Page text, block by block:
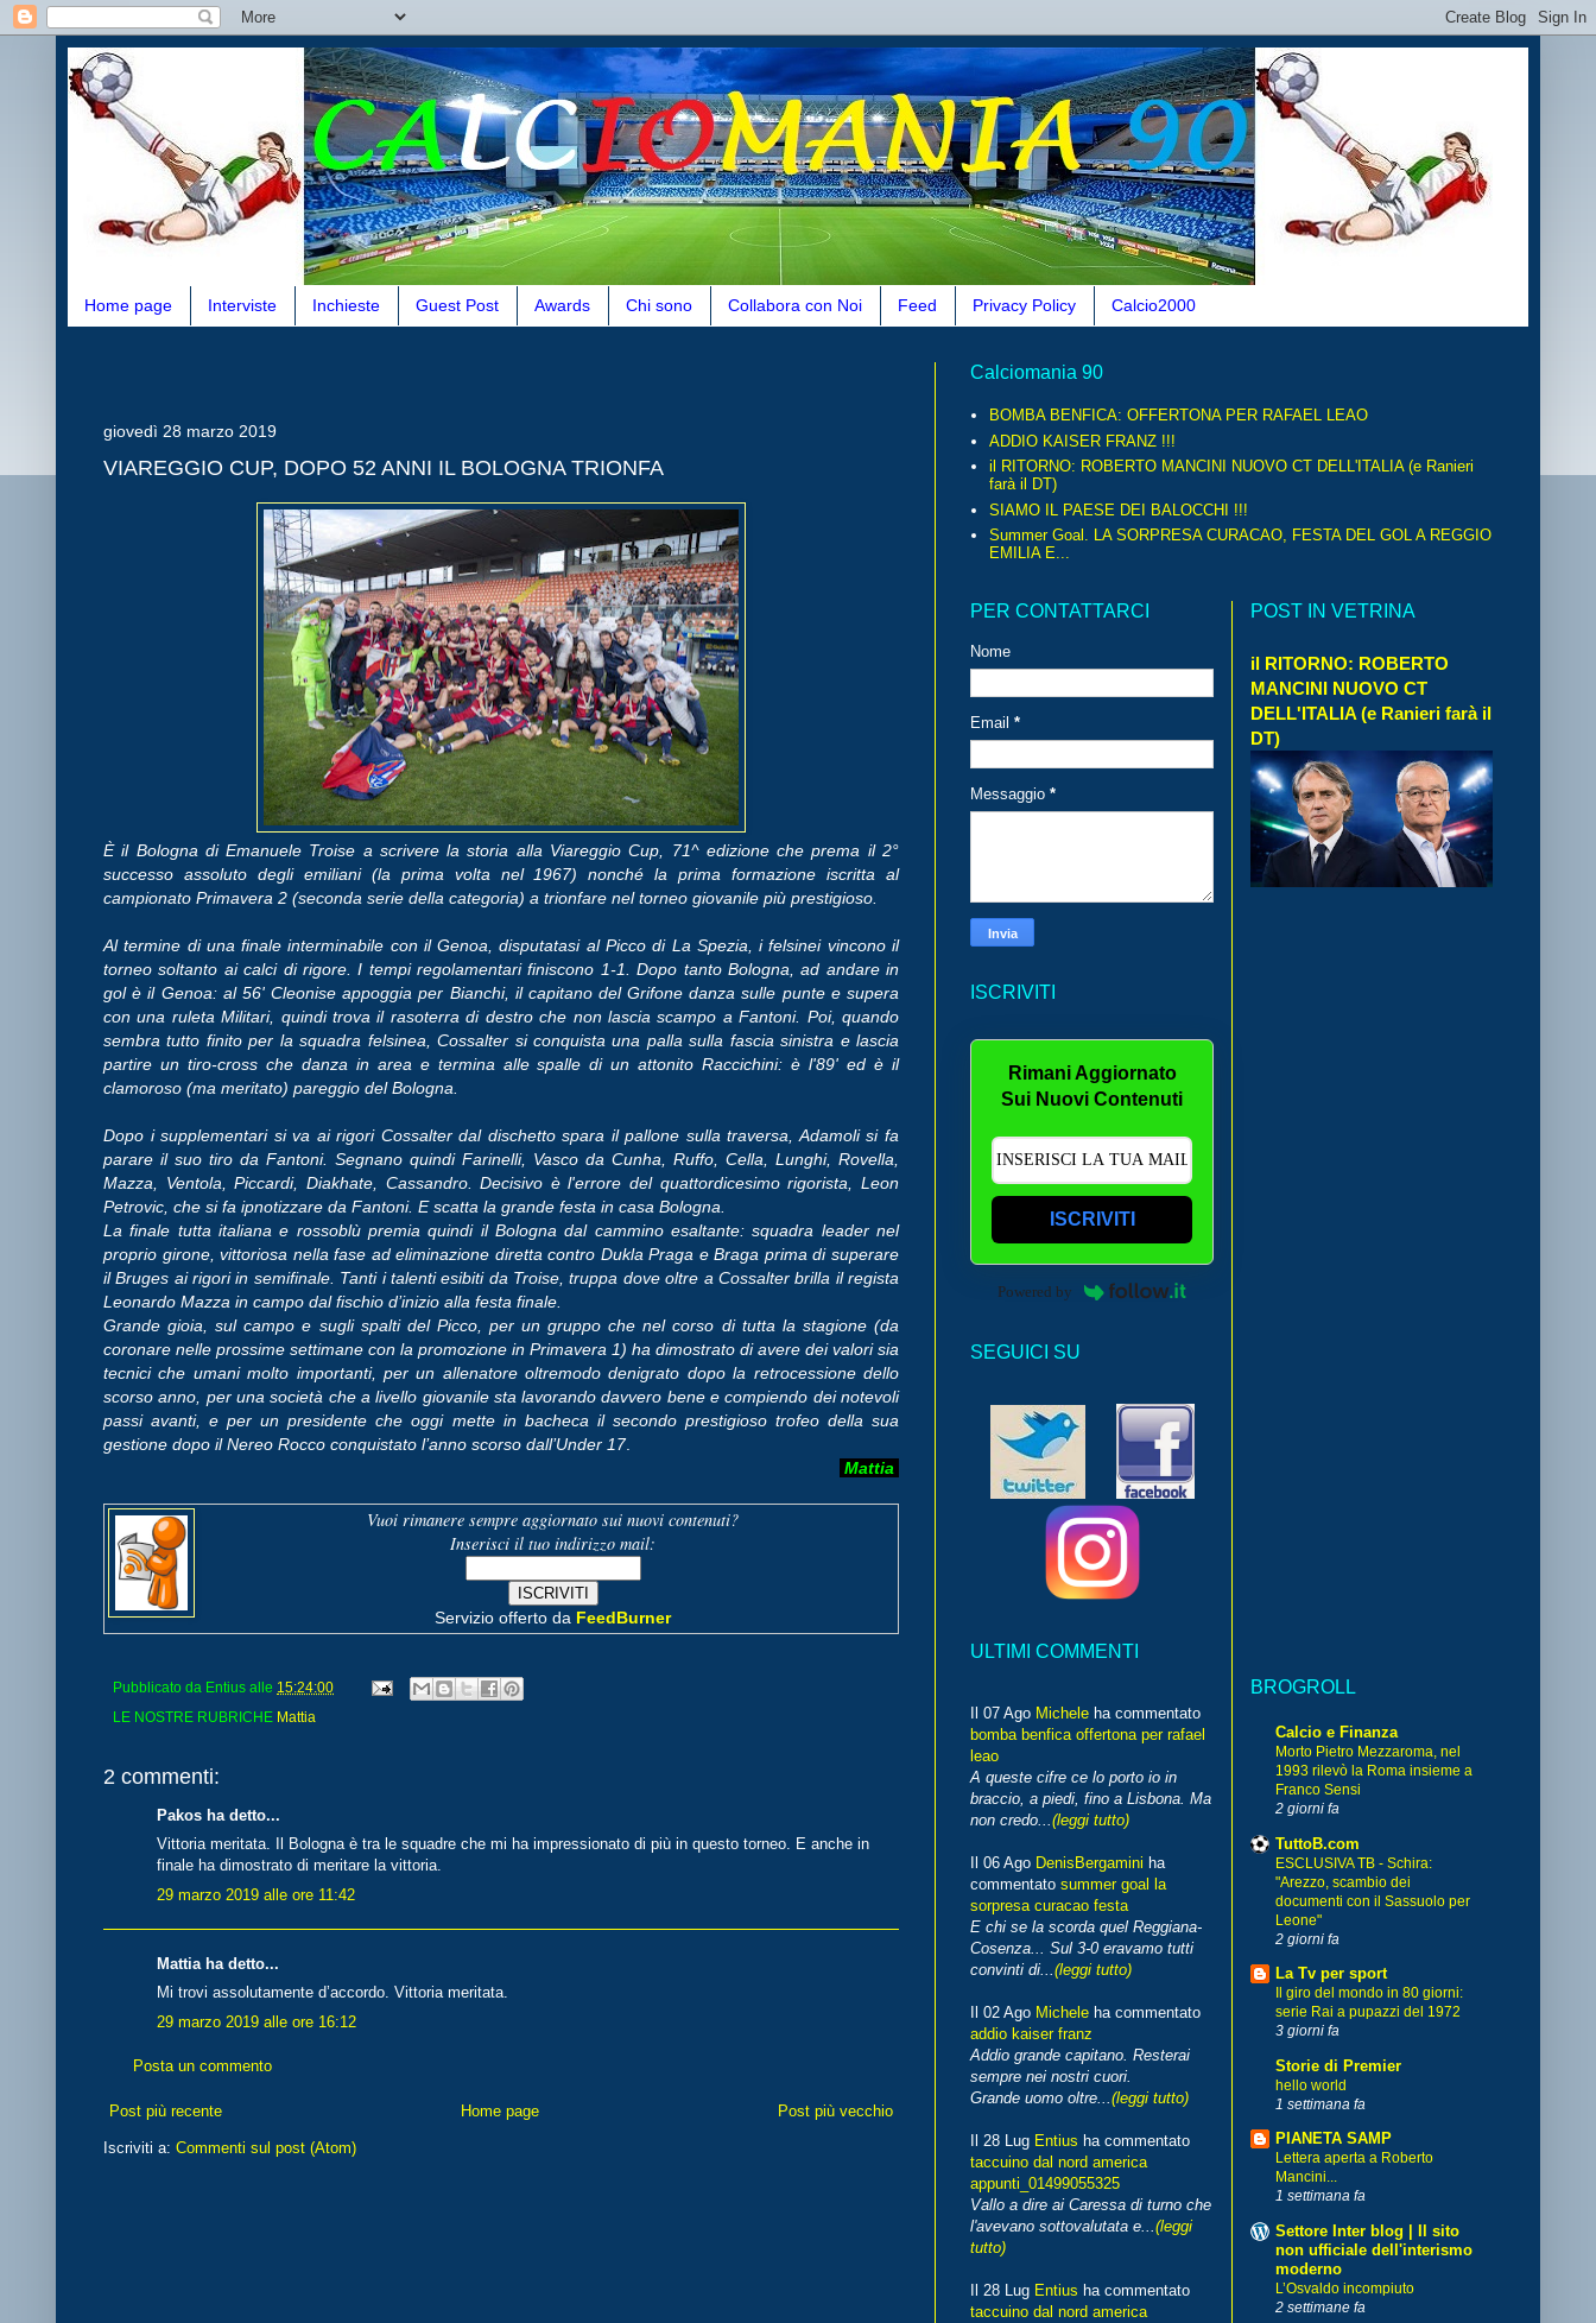
Home page Interviste Inchieste Guest Post Awards Chi sono Collabora con Noi Feed Privacy Policy Calcio2000
giovedì 28 marzo 2019
VIAREGGIO CUP, DOPO 52 ANNI IL BOLOGNA TRIONFA
È il Bologna di Emanuele Troise a scrivere la storia alla Viareggio Cup, 71^ edizione che prema il 2°
successo assoluto degli emiliani (la prima volta nel 1967) nonché la prima formazione iscritta al
campionato Primavera 2 (seconda serie della categoria) a trionfare nel torneo giovanile più prestigioso.
Al termine di una finale interminabile con il Genoa, disputatasi al Picco di La Spezia, i felsinei vincono il
torneo soltanto ai calci di rigore. I tempi regolamentari finiscono 1-1. Dopo tanto Bologna, ad andare in
gol è il Genoa: al 56' Cleonise appoggia per Bianchi, il capitano del Grifone danza sulle punte e supera
con una ruleta Militari, quindi trova il rasoterra di destro che non lascia scampo a Fantoni. Poi, quando
sembra tutto finito per la squadra felsinea, Cossalter si conquista una palla sulla fascia sinistra e lascia
partire un tiro-cross che danza in area e termina alle spalle di un attonito Raccichini: è l'89' ed è il
clamoroso (ma meritato) pareggio del Bologna.
Dopo i supplementari si va ai rigori Cossalter dal dischetto spara il pallone sulla traversa, Adamoli si fa
parare il suo tiro da Fantoni. Segnano quindi Farinelli, Vasco da Cunha, Ruffo, Cella, Lunghi, Rovella,
Mazza, Ventola, Piccardi, Diakhate, Cassandro. Decisivo è l'errore del quattordicesimo rigorista, Leon
Petrovic, che si fa ipnotizzare da Fantoni. E scatta la grande festa in casa Bologna.
La finale tutta italiana e rossoblù premia quindi il Bologna dal cammino esaltante: squadra leader nel
proprio girone, vittoriosa nella fase ad eliminazione diretta contro Dukla Praga e Braga prima di superare
il Bruges ai rigori in semifinale. Tanti i talenti esibiti da Troise, truppa dove oltre a Cossalter brilla il regista
Leonardo Mazza in campo dal fischio d’inizio alla festa finale.
Grande gioia, sul campo e sugli spalti del Picco, per un gruppo che nel corso di tutta la stagione (da
coronare nelle prossime settimane con la promozione in Primavera 1) ha dimostrato di avere dei valori sia
tecnici che umani molto importanti, per un allenatore oltremodo denigrato dopo la retrocessione dello
scorso anno, per una società che a livello giovanile sta lavorando davvero bene e compiendo dei notevoli
passi avanti, e per un presidente che oggi mette in bacheca il secondo prestigioso trofeo della sua
gestione dopo il Nereo Rocco conquistato l’anno scorso dall’Under 17.
Mattia
Vuoi rimanere sempre aggiornato sui nuovi contenuti?
Inserisci il tuo indirizzo mail:
Servizio offerto da FeedBurner
Pubblicato da Entius alle 15:24:00
LE NOSTRE RUBRICHE Mattia
2 commenti:
Pakos ha detto...
Vittoria meritata. Il Bologna è tra le squadre che mi ha impressionato di più in questo torneo. E anche in
finale ha dimostrato di meritare la vittoria.
29 marzo 2019 alle ore 11:42
Mattia ha detto...
Mi trovi assolutamente d’accordo. Vittoria meritata.
29 marzo 2019 alle ore 16:12
Posta un commento
Post più recente Post più vecchio
Home page
Iscriviti a: Commenti sul post (Atom)
Calciomania 90
BOMBA BENFICA: OFFERTONA PER RAFAEL LEAO
ADDIO KAISER FRANZ !!!
il RITORNO: ROBERTO MANCINI NUOVO CT DELL'ITALIA (e Ranieri
farà il DT)
SIAMO IL PAESE DEI BALOCCHI !!!
Summer Goal. LA SORPRESA CURACAO, FESTA DEL GOL A REGGIO
EMILIA E...
PER CONTATTARCI
Nome
Email *
Messaggio *
ISCRIVITI
Rimani Aggiornato
Sui Nuovi Contenuti
ISCRIVITI
Powered by
SEGUICI SU
ULTIMI COMMENTI
Il 07 Ago Michele ha commentato
bomba benfica offertona per rafael
leao
A queste cifre ce lo porto io in
braccio, a piedi, fino a Lisbona. Ma
non credo...(leggi tutto)
Il 06 Ago DenisBergamini ha
commentato summer goal la
sorpresa curacao festa
E chi se la scorda quel Reggiana-
Cosenza... Sul 3-0 eravamo tutti
convinti di...(leggi tutto)
Il 02 Ago Michele ha commentato
addio kaiser franz
Addio grande capitano. Resterai
sempre nei nostri cuori.
Grande uomo oltre...(leggi tutto)
Il 28 Lug Entius ha commentato
taccuino dal nord america
appunti_01499055325
Vallo a dire ai Caressa di turno che
l'avevano sottovalutata e...(leggi
tutto)
Il 28 Lug Entius ha commentato
taccuino dal nord america
POST IN VETRINA
il RITORNO: ROBERTO
MANCINI NUOVO CT
DELL'ITALIA (e Ranieri farà il
DT)
BROGROLL
Calcio e Finanza
Morto Pietro Mezzaroma, nel
1993 rilevò la Roma insieme a
Franco Sensi
2 giorni fa
TuttoB.com
ESCLUSIVA TB - Schira:
"Arezzo, scambio dei
documenti con il Sassuolo per
Leone"
2 giorni fa
La Tv per sport
Il giro del mondo in 80 giorni:
serie Rai a pupazzi del 1972
3 giorni fa
Storie di Premier
hello world
1 settimana fa
PIANETA SAMP
Lettera aperta a Roberto
Mancini...
1 settimana fa
Settore Inter blog | Il sito
non ufficiale dell'interismo
moderno
L’Osvaldo incompiuto
2 settimane fa